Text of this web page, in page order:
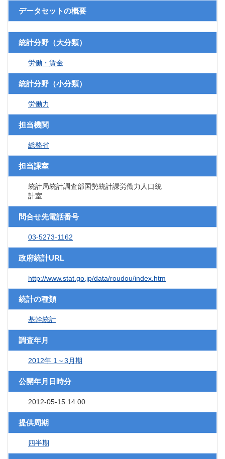
データセットの概要
統計分野（大分類）
労働・賃金
統計分野（小分類）
労働力
担当機関
総務省
担当課室
統計局統計調査部国勢統計課労働力人口統
計室
問合せ先電話番号
03-5273-1162
政府統計URL
http://www.stat.go.jp/data/roudou/index.htm
統計の種類
基幹統計
調査年月
2012年 1～3月期
公開年月日時分
2012-05-15 14:00
提供周期
四半期